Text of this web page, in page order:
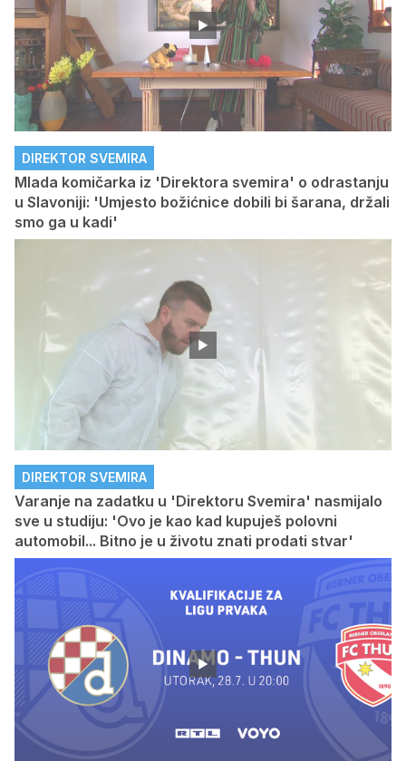
DIREKTOR SVEMIRA
Mlada komičarka iz 'Direktora svemira' o odrastanju
u Slavoniji: 'Umjesto božićnice dobili bi šarana, držali
smo ga u kadi'
DIREKTOR SVEMIRA
Varanje na zadatku u 'Direktoru Svemira' nasmijalo
sve u studiju: 'Ovo je kao kad kupuješ polovni
automobil... Bitno je u životu znati prodati stvar'